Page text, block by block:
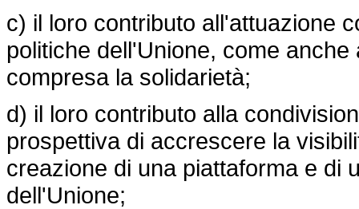
c) il loro contributo all'attuazione
politiche dell'Unione, come
compresa la solidarietà;
d) il loro contributo alla
prospettiva di accrescere la
creazione di una piattaforma e di
dell'Unione;